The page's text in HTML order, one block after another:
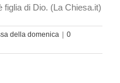
figlia di Dio. (La Chiesa.it)
della domenica
0